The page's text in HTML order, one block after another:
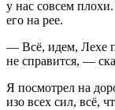
у нас совсем
его на рее.
— Всё, идем, Лехе
не справится, —
Я посмотрел на
изо всех сил, всё,